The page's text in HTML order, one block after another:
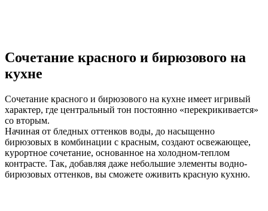
Сочетание красного и бирюзового на
кухне
Сочетание красного и бирюзового на кухне имеет игривый
характер, где центральный тон постоянно «перекрикивается»
со вторым.
Начиная от бледных оттенков воды, до насыщенно
бирюзовых в комбинации с красным, создают освежающее,
курортное сочетание, основанное на холодном-теплом
контрасте. Так, добавляя даже небольшие элементы водно-
бирюзовых оттенков, вы сможете оживить красную кухню.